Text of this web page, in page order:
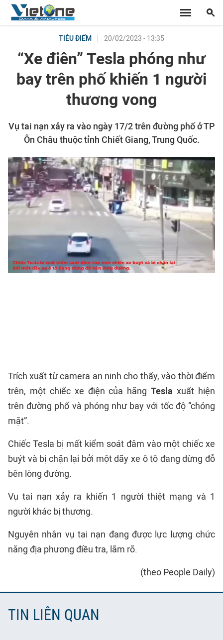
TIÊU ĐIỂM 20/02/2023 - 13:35
“Xe điên” Tesla phóng như
bay trên phố khiến 1 người
thương vong
Vụ tai nạn xảy ra vào ngày 17/2 trên đường phố ở TP
Ôn Châu thuộc tỉnh Chiết Giang, Trung Quốc.
Trích xuất từ camera an ninh cho thấy, vào thời điểm
trên, một chiếc xe điện của hãngTesla xuất hiện
trên đường phố và phóng như bay với tốc độ “chóng
mặt”.
Chiếc Tesla bị mất kiểm soát đâm vào một chiếc xe
buýt và bị chặn lại bởi một dãy xe ô tô đang dừng đỗ
bên lòng đường.
Vụ tai nạn xảy ra khiến 1 người thiệt mạng và 1
người khác bị thương.
Nguyên nhân vụ tai nạn đang được lực lượng chức
năng địa phương điều tra, lãm rõ.
(theo People Daily)
TIN LIÊN QUAN